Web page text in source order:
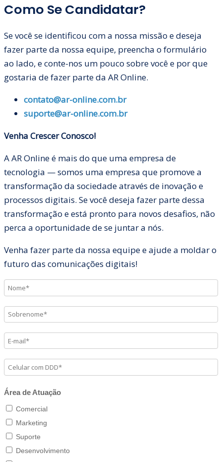
Como Se Candidatar?
Se você se identificou com a nossa missão e deseja
fazer parte da nossa equipe, preencha o formulário
ao lado, e conte-nos um pouco sobre você e por que
gostaria de fazer parte da AR Online.
contato@ar-online.com.br
suporte@ar-online.com.br
Venha Crescer Conosco!
A AR Online é mais do que uma empresa de
tecnologia — somos uma empresa que promove a
transformação da sociedade através de inovação e
processos digitais. Se você deseja fazer parte dessa
transformação e está pronto para novos desafios, não
perca a oportunidade de se juntar a nós.
Venha fazer parte da nossa equipe e ajude a moldar o
futuro das comunicações digitais!
Área de Atuação
Comercial
Marketing
Suporte
Desenvolvimento